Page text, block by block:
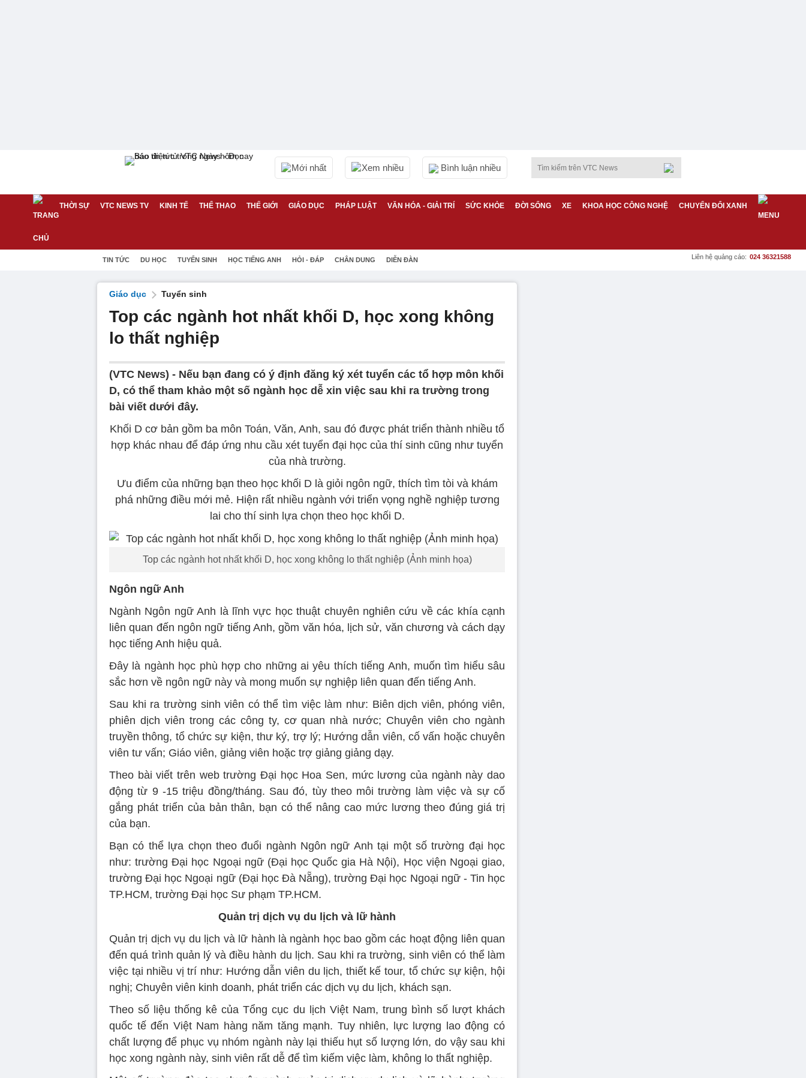
Mới nhất Xem nhiều Bình luận nhiều
THỜI SỰ VTC NEWS TV KINH TẾ THỂ THAO THẾ GIỚI GIÁO DỤC PHÁP LUẬT VĂN HÓA - GIẢI TRÍ SỨC KHỎE ĐỜI SỐNG XE KHOA HỌC CÔNG NGHỆ CHUYỂN ĐỔI XANH
TIN TỨC DU HỌC TUYỂN SINH HỌC TIẾNG ANH HỎI - ĐÁP CHÂN DUNG DIỄN ĐÀN Liên hệ quảng cáo: 024 36321588
Giáo dục Tuyển sinh
Top các ngành hot nhất khối D, học xong không
lo thất nghiệp
(VTC News) - Nếu bạn đang có ý định đăng ký xét tuyển các tổ hợp môn khối
D, có thể tham khảo một số ngành học dễ xin việc sau khi ra trường trong
bài viết dưới đây.
Khối D cơ bản gồm ba môn Toán, Văn, Anh, sau đó được phát triển thành nhiều tổ
hợp khác nhau để đáp ứng nhu cầu xét tuyển đại học của thí sinh cũng như tuyển
của nhà trường.
Ưu điểm của những bạn theo học khối D là giỏi ngôn ngữ, thích tìm tòi và khám
phá những điều mới mẻ. Hiện rất nhiều ngành với triển vọng nghề nghiệp tương
lai cho thí sinh lựa chọn theo học khối D.
Top các ngành hot nhất khối D, học xong không lo thất nghiệp (Ảnh minh họa)
Ngôn ngữ Anh
Ngành Ngôn ngữ Anh là lĩnh vực học thuật chuyên nghiên cứu về các khía cạnh
liên quan đến ngôn ngữ tiếng Anh, gồm văn hóa, lịch sử, văn chương và cách dạy
học tiếng Anh hiệu quả.
Đây là ngành học phù hợp cho những ai yêu thích tiếng Anh, muốn tìm hiểu sâu
sắc hơn về ngôn ngữ này và mong muốn sự nghiệp liên quan đến tiếng Anh.
Sau khi ra trường sinh viên có thể tìm việc làm như: Biên dịch viên, phóng viên,
phiên dịch viên trong các công ty, cơ quan nhà nước; Chuyên viên cho ngành
truyền thông, tổ chức sự kiện, thư ký, trợ lý; Hướng dẫn viên, cố vấn hoặc chuyên
viên tư vấn; Giáo viên, giảng viên hoặc trợ giảng giảng dạy.
Theo bài viết trên web trường Đại học Hoa Sen, mức lương của ngành này dao
động từ 9 -15 triệu đồng/tháng. Sau đó, tùy theo môi trường làm việc và sự cố
gắng phát triển của bản thân, bạn có thể nâng cao mức lương theo đúng giá trị
của bạn.
Bạn có thể lựa chọn theo đuổi ngành Ngôn ngữ Anh tại một số trường đại học
như: trường Đại học Ngoại ngữ (Đại học Quốc gia Hà Nội), Học viện Ngoại giao,
trường Đại học Ngoại ngữ (Đại học Đà Nẵng), trường Đại học Ngoại ngữ - Tin học
TP.HCM, trường Đại học Sư phạm TP.HCM.
Quản trị dịch vụ du lịch và lữ hành
Quản trị dịch vụ du lịch và lữ hành là ngành học bao gồm các hoạt động liên quan
đến quá trình quản lý và điều hành du lịch. Sau khi ra trường, sinh viên có thể làm
việc tại nhiều vị trí như: Hướng dẫn viên du lịch, thiết kế tour, tổ chức sự kiện, hội
nghị; Chuyên viên kinh doanh, phát triển các dịch vụ du lịch, khách sạn.
Theo số liệu thống kê của Tổng cục du lịch Việt Nam, trung bình số lượt khách
quốc tế đến Việt Nam hàng năm tăng mạnh. Tuy nhiên, lực lượng lao động có
chất lượng để phục vụ nhóm ngành này lại thiếu hụt số lượng lớn, do vậy sau khi
học xong ngành này, sinh viên rất dễ để tìm kiếm việc làm, không lo thất nghiệp.